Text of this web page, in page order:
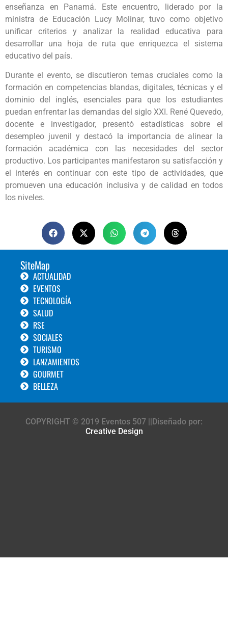
enseñanza en Panamá. Este encuentro, liderado por la
ministra de Educación Lucy Molinar, tuvo como objetivo
unificar criterios y analizar la realidad educativa para
desarrollar una hoja de ruta que enriquezca el sistema
educativo del país.
Durante el evento, se discutieron temas cruciales como la
formación en competencias blandas, digitales, técnicas y el
dominio del inglés, esenciales para que los estudiantes
puedan enfrentar las demandas del siglo XXI. René Quevedo,
docente e investigador, presentó estadísticas sobre el
desempleo juvenil y destacó la importancia de alinear la
formación académica con las necesidades del sector
productivo. Los participantes manifestaron su satisfacción y
el interés en continuar con este tipo de actividades, que
promueven una educación inclusiva y de calidad en todos
los niveles.
SiteMap
ACTUALIDAD
EVENTOS
TECNOLOGÍA
SALUD
RSE
SOCIALES
TURISMO
LANZAMIENTOS
GOURMET
BELLEZA
COPYRIGHT © 2019 Eventos 507 ||Diseñado por:
Creative Design